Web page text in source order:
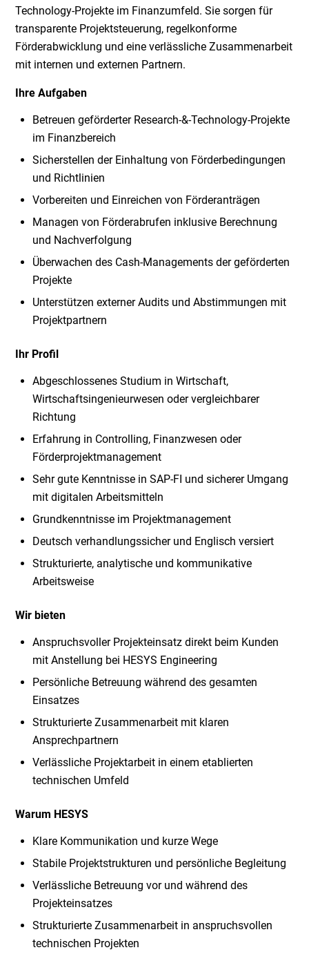
Technology-Projekte im Finanzumfeld. Sie sorgen für
transparente Projektsteuerung, regelkonforme
Förderabwicklung und eine verlässliche Zusammenarbeit
mit internen und externen Partnern.
Ihre Aufgaben
Betreuen geförderter Research-&-Technology-Projekte
im Finanzbereich
Sicherstellen der Einhaltung von Förderbedingungen
und Richtlinien
Vorbereiten und Einreichen von Förderanträgen
Managen von Förderabrufen inklusive Berechnung
und Nachverfolgung
Überwachen des Cash-Managements der geförderten
Projekte
Unterstützen externer Audits und Abstimmungen mit
Projektpartnern
Ihr Profil
Abgeschlossenes Studium in Wirtschaft,
Wirtschaftsingenieurwesen oder vergleichbarer
Richtung
Erfahrung in Controlling, Finanzwesen oder
Förderprojektmanagement
Sehr gute Kenntnisse in SAP-FI und sicherer Umgang
mit digitalen Arbeitsmitteln
Grundkenntnisse im Projektmanagement
Deutsch verhandlungssicher und Englisch versiert
Strukturierte, analytische und kommunikative
Arbeitsweise
Wir bieten
Anspruchsvoller Projekteinsatz direkt beim Kunden
mit Anstellung bei HESYS Engineering
Persönliche Betreuung während des gesamten
Einsatzes
Strukturierte Zusammenarbeit mit klaren
Ansprechpartnern
Verlässliche Projektarbeit in einem etablierten
technischen Umfeld
Warum HESYS
Klare Kommunikation und kurze Wege
Stabile Projektstrukturen und persönliche Begleitung
Verlässliche Betreuung vor und während des
Projekteinsatzes
Strukturierte Zusammenarbeit in anspruchsvollen
technischen Projekten